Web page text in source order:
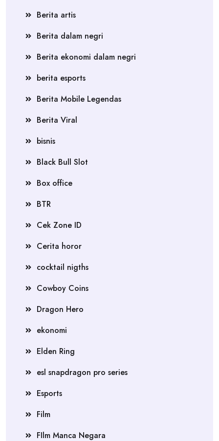
Berita artis
Berita dalam negri
Berita ekonomi dalam negri
berita esports
Berita Mobile Legendas
Berita Viral
bisnis
Black Bull Slot
Box office
BTR
Cek Zone ID
Cerita horor
cocktail nigths
Cowboy Coins
Dragon Hero
ekonomi
Elden Ring
esl snapdragon pro series
Esports
Film
FIlm Manca Negara